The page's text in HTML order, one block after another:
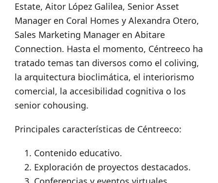
Estate, Aitor López Galilea, Senior Asset
Manager en Coral Homes y Alexandra Otero,
Sales Marketing Manager en Abitare
Connection. Hasta el momento, Céntreeco ha
tratado temas tan diversos como el coliving,
la arquitectura bioclimática, el interiorismo
comercial, la accesibilidad cognitiva o los
senior cohousing.
Principales características de Céntreeco:
Contenido educativo.
Exploración de proyectos destacados.